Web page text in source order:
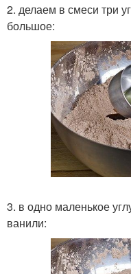
2. делаем в смеси три
большое:
3. в одно маленькое
ванили: